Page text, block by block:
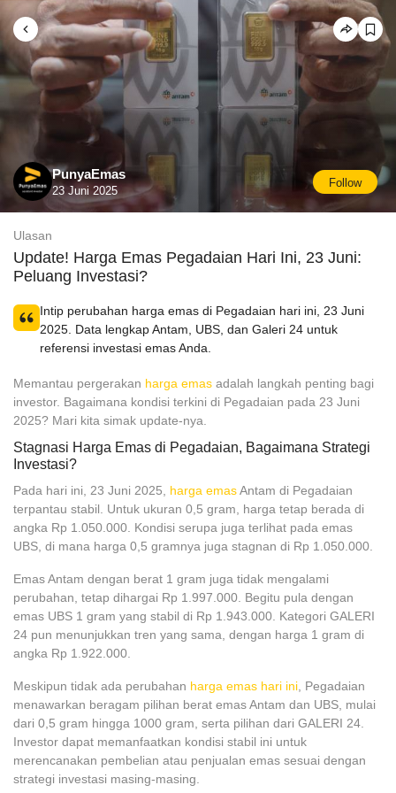
PunyaEmas
23 Juni 2025
Follow
Ulasan
Update! Harga Emas Pegadaian Hari Ini, 23 Juni:
Peluang Investasi?
Intip perubahan harga emas di Pegadaian hari ini, 23 Juni
2025. Data lengkap Antam, UBS, dan Galeri 24 untuk
referensi investasi emas Anda.
Memantau pergerakan harga emas adalah langkah penting bagi
investor. Bagaimana kondisi terkini di Pegadaian pada 23 Juni
2025? Mari kita simak update-nya.
Stagnasi Harga Emas di Pegadaian, Bagaimana Strategi
Investasi?
Pada hari ini, 23 Juni 2025, harga emasAntam di Pegadaian
terpantau stabil. Untuk ukuran 0,5 gram, harga tetap berada di
angka Rp 1.050.000. Kondisi serupa juga terlihat pada emas
UBS, di mana harga 0,5 gramnya juga stagnan di Rp 1.050.000.
Emas Antam dengan berat 1 gram juga tidak mengalami
perubahan, tetap dihargai Rp 1.997.000. Begitu pula dengan
emas UBS 1 gram yang stabil di Rp 1.943.000. Kategori GALERI
24 pun menunjukkan tren yang sama, dengan harga 1 gram di
angka Rp 1.922.000.
Meskipun tidak ada perubahan harga emas hari ini , Pegadaian
menawarkan beragam pilihan berat emas Antam dan UBS, mulai
dari 0,5 gram hingga 1000 gram, serta pilihan dari GALERI 24.
Investor dapat memanfaatkan kondisi stabil ini untuk
merencanakan pembelian atau penjualan emas sesuai dengan
strategi investasi masing-masing.